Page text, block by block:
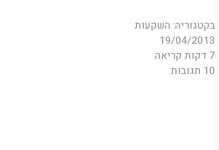
בקטגוריה: השקעות
19/04/2013
7 דקות קריאה
10 תגובות